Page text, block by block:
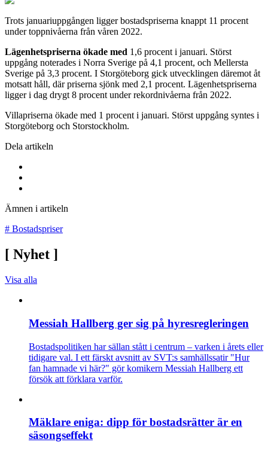
Trots januariuppgången ligger bostadspriserna knappt 11 procent
under toppnivåerna från våren 2022.
Lägenhetspriserna ökade med 1,6 procent i januari. Störst
uppgång noterades i Norra Sverige på 4,1 procent, och Mellersta
Sverige på 3,3 procent. I Storgöteborg gick utvecklingen däremot åt
motsatt håll, där priserna sjönk med 2,1 procent. Lägenhetspriserna
ligger i dag drygt 8 procent under rekordnivåerna från 2022.
Villapriserna ökade med 1 procent i januari. Störst uppgång syntes i
Storgöteborg och Storstockholm.
Dela artikeln
Ämnen i artikeln
# Bostadspriser
[ Nyhet ]
Visa alla
Messiah Hallberg ger sig på hyresregleringen
Bostadspolitiken har sällan stått i centrum – varken i årets eller
tidigare val. I ett färskt avsnitt av SVT:s samhällssatir "Hur
fan hamnade vi här?" gör komikern Messiah Hallberg ett
försök att förklara varför.
Mäklare eniga: dipp för bostadsrätter är en
säsongseffekt